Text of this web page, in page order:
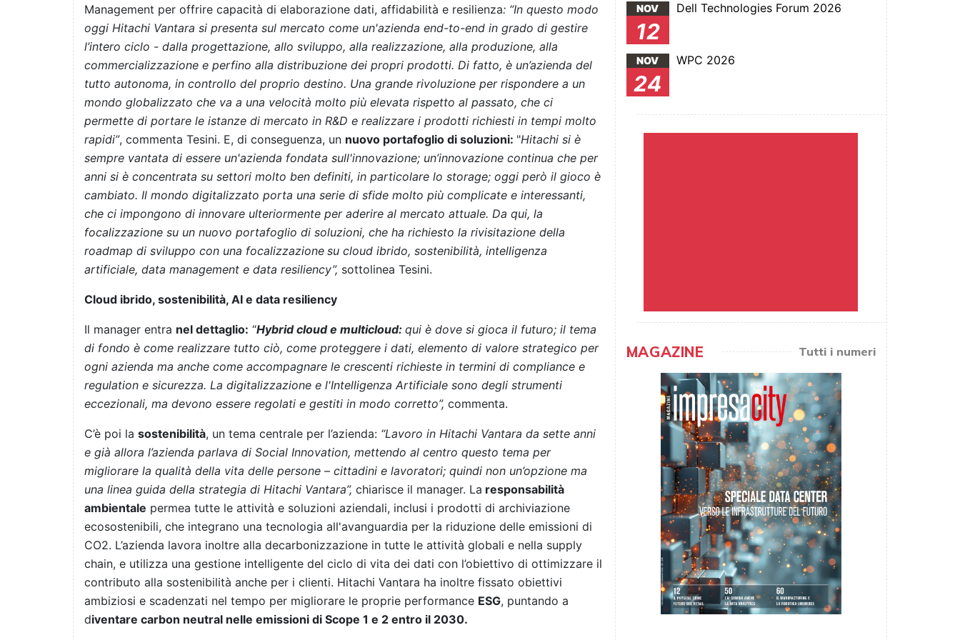
Management per offrire capacità di elaborazione dati, affidabilità e resilienza: “In questo modo
oggi Hitachi Vantara si presenta sul mercato come un'azienda end-to-end in grado di gestire
l’intero ciclo - dalla progettazione, allo sviluppo, alla realizzazione, alla produzione, alla
commercializzazione e perfino alla distribuzione dei propri prodotti. Di fatto, è un’azienda del
tutto autonoma, in controllo del proprio destino. Una grande rivoluzione per rispondere a un
mondo globalizzato che va a una velocità molto più elevata rispetto al passato, che ci
permette di portare le istanze di mercato in R&D e realizzare i prodotti richiesti in tempi molto
rapidi”, commenta Tesini. E, di conseguenza, un nuovo portafoglio di soluzioni: "Hitachi si è
sempre vantata di essere un'azienda fondata sull'innovazione; un’innovazione continua che per
anni si è concentrata su settori molto ben definiti, in particolare lo storage; oggi però il gioco è
cambiato. Il mondo digitalizzato porta una serie di sfide molto più complicate e interessanti,
che ci impongono di innovare ulteriormente per aderire al mercato attuale. Da qui, la
focalizzazione su un nuovo portafoglio di soluzioni, che ha richiesto la rivisitazione della
roadmap di sviluppo con una focalizzazione su cloud ibrido, sostenibilità, intelligenza
artificiale, data management e data resiliency”, sottolinea Tesini.
Cloud ibrido, sostenibilità, AI e data resiliency
Il manager entra nel dettaglio: “Hybrid cloud e multicloud: qui è dove si gioca il futuro; il tema
di fondo è come realizzare tutto ciò, come proteggere i dati, elemento di valore strategico per
ogni azienda ma anche come accompagnare le crescenti richieste in termini di compliance e
regulation e sicurezza. La digitalizzazione e l'Intelligenza Artificiale sono degli strumenti
eccezionali, ma devono essere regolati e gestiti in modo corretto”, commenta.
C’è poi la sostenibilità, un tema centrale per l’azienda: “Lavoro in Hitachi Vantara da sette anni
e già allora l’azienda parlava di Social Innovation, mettendo al centro questo tema per
migliorare la qualità della vita delle persone – cittadini e lavoratori; quindi non un’opzione ma
una linea guida della strategia di Hitachi Vantara”, chiarisce il manager. La responsabilità
ambientale permea tutte le attività e soluzioni aziendali, inclusi i prodotti di archiviazione
ecosostenibili, che integrano una tecnologia all'avanguardia per la riduzione delle emissioni di
CO2. L’azienda lavora inoltre alla decarbonizzazione in tutte le attività globali e nella supply
chain, e utilizza una gestione intelligente del ciclo di vita dei dati con l’obiettivo di ottimizzare il
contributo alla sostenibilità anche per i clienti. Hitachi Vantara ha inoltre fissato obiettivi
ambiziosi e scadenzati nel tempo per migliorare le proprie performance ESG, puntando a
diventare carbon neutral nelle emissioni di Scope 1 e 2 entro il 2030.
NOV
12
Dell Technologies Forum 2026
NOV
24
WPC 2026
MAGAZINE Tutti i numeri